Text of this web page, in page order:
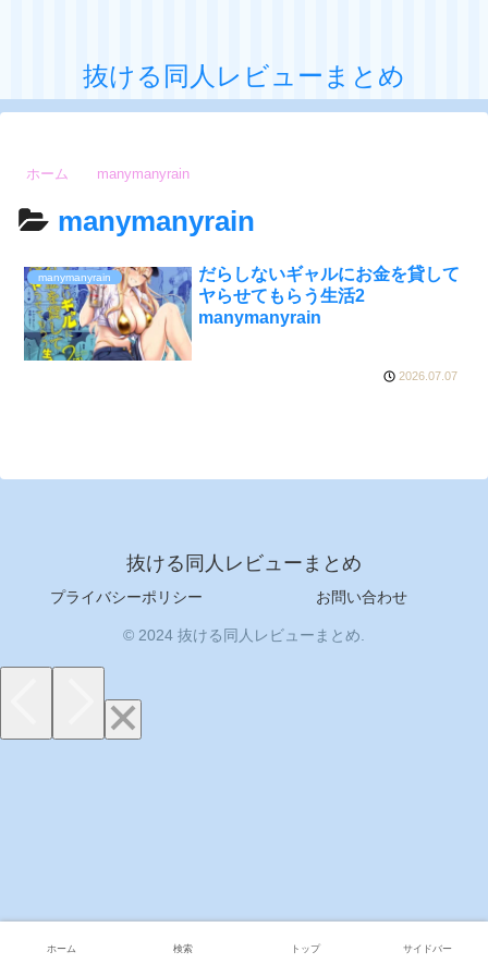
抜ける同人レビューまとめ
ホーム manymanyrain
manymanyrain
manymanyrain
だらしないギャルにお金を貸して
ヤらせてもらう生活2
manymanyrain
2026.07.07
抜ける同人レビューまとめ
プライバシーポリシー お問い合わせ
© 2024 抜ける同人レビューまとめ.
ホーム 検索 トップ サイドバー